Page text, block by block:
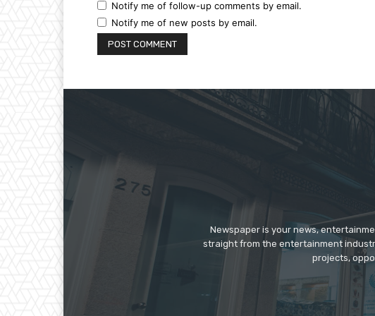
Notify me of follow-up comments by email.
Notify me of new posts by email.
Newspaper is your news,
straight from the entertainment
projects,